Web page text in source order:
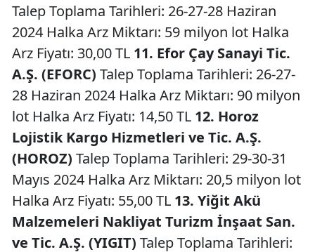
Talep Toplama Tarihleri: 26-27-28 Haziran
2024 Halka Arz Miktarı: 59 milyon lot Halka
Arz Fiyatı: 30,00 TL 11. Efor Çay Sanayi Tic.
A.Ş. (EFORC) Talep Toplama Tarihleri: 26-27-
28 Haziran 2024 Halka Arz Miktarı: 90 milyon
lot Halka Arz Fiyatı: 14,50 TL 12. Horoz
Lojistik Kargo Hizmetleri ve Tic. A.Ş.
(HOROZ) Talep Toplama Tarihleri: 29-30-31
Mayıs 2024 Halka Arz Miktarı: 20,5 milyon lot
Halka Arz Fiyatı: 55,00 TL 13. Yiğit Akü
Malzemeleri Nakliyat Turizm İnşaat San.
ve Tic. A.Ş. (YIGIT) Talep Toplama Tarihleri: